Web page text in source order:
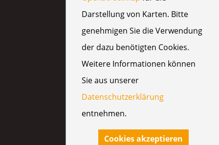
Darstellung von Karten. Bitte
genehmigen Sie die Verwendung
der dazu benötigten Cookies.
Weitere Informationen können
Sie aus unserer
Datenschutzerklärung
entnehmen.
Cookies akzeptieren